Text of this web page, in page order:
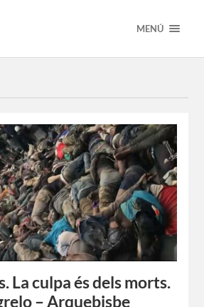
MENÚ
La culpa és dels morts.
– Arquebisbe